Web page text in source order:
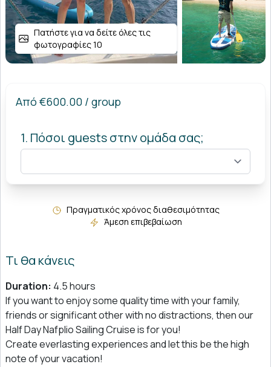
Πατήστε για να δείτε όλες τις
φωτογραφίες 10
Τι θα κάνεις
Duration: 4.5 hours
If you want to enjoy some quality time with your family,
friends or significant other with no distractions, then our
Half Day Nafplio Sailing Cruise is for you!
Create everlasting experiences and let this be the high
note of your vacation!
Από €600.00 / group
1. Πόσοι guests στην ομάδα σας;
Πραγματικός χρόνος διαθεσιμότητας
Άμεση επιβεβαίωση